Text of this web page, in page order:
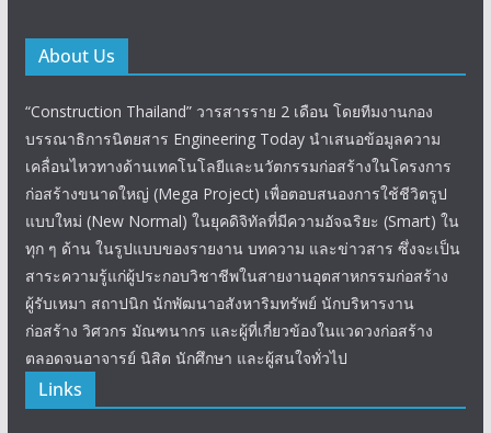
About Us
“Construction Thailand” วารสารราย 2 เดือน โดยทีมงานกอง
บรรณาธิการนิตยสาร Engineering Today นำเสนอข้อมูลความ
เคลื่อนไหวทางด้านเทคโนโลยีและนวัตกรรมก่อสร้างในโครงการ
ก่อสร้างขนาดใหญ่ (Mega Project) เพื่อตอบสนองการใช้ชีวิตรูป
แบบใหม่ (New Normal) ในยุคดิจิทัลที่มีความอัจฉริยะ (Smart) ใน
ทุก ๆ ด้าน ในรูปแบบของรายงาน บทความ และข่าวสาร ซึ่งจะเป็น
สาระความรู้แก่ผู้ประกอบวิชาชีพในสายงานอุตสาหกรรมก่อสร้าง
ผู้รับเหมา สถาปนิก นักพัฒนาอสังหาริมทรัพย์ นักบริหารงาน
ก่อสร้าง วิศวกร มัณฑนากร และผู้ที่เกี่ยวข้องในแวดวงก่อสร้าง
ตลอดจนอาจารย์ นิสิต นักศึกษา และผู้สนใจทั่วไป
Links